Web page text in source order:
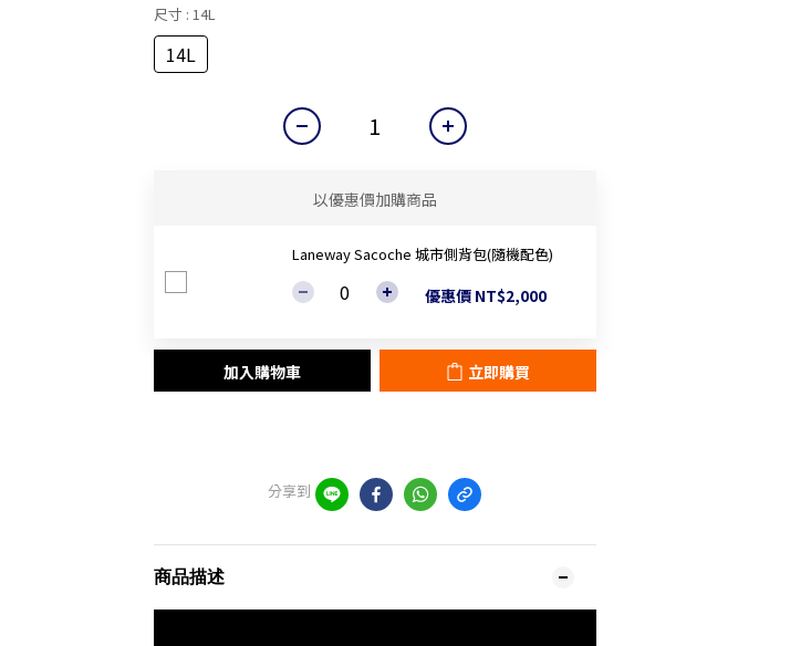
尺寸 : 14L
14L
以優惠價加購商品
Laneway Sacoche 城市側背包(隨機配色)
優惠價 NT$2,000
加入購物車 立即購買
分享到
商品描述